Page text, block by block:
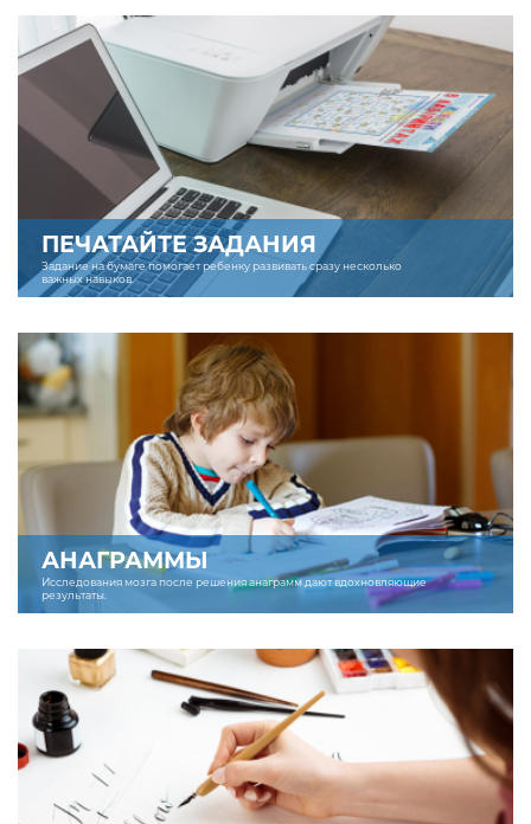
ПЕЧАТАЙТЕ ЗАДАНИЯ
Задание на бумаге помогает ребенку развивать сразу несколько
важных навыков.
АНАГРАММЫ
Исследования мозга после решения анаграмм дают вдохновляющие
результаты.